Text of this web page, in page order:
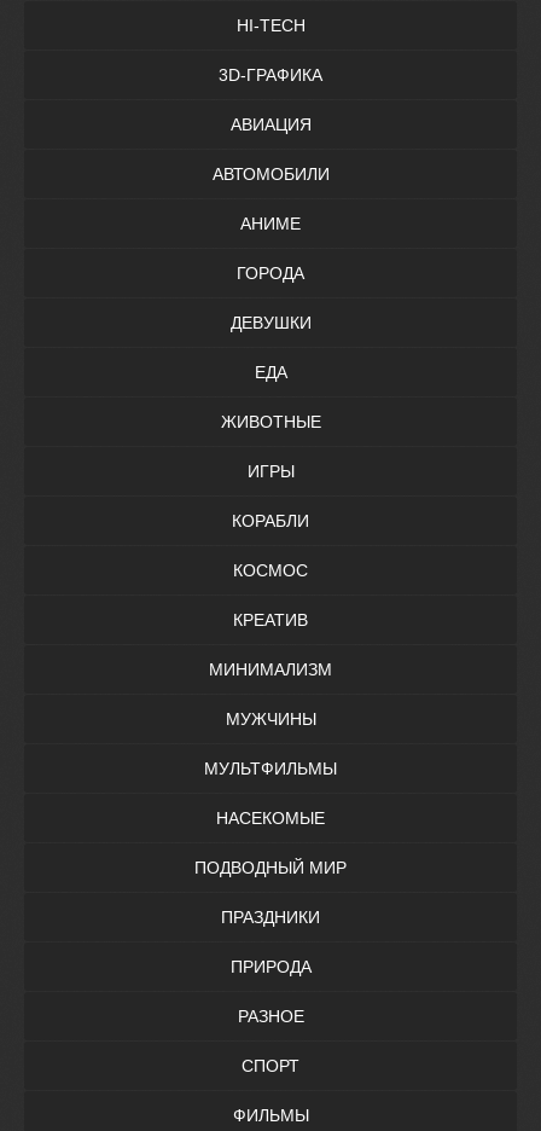
HI-TECH
3D-ГРАФИКА
АВИАЦИЯ
АВТОМОБИЛИ
АНИМЕ
ГОРОДА
ДЕВУШКИ
ЕДА
ЖИВОТНЫЕ
ИГРЫ
КОРАБЛИ
КОСМОС
КРЕАТИВ
МИНИМАЛИЗМ
МУЖЧИНЫ
МУЛЬТФИЛЬМЫ
НАСЕКОМЫЕ
ПОДВОДНЫЙ МИР
ПРАЗДНИКИ
ПРИРОДА
РАЗНОЕ
СПОРТ
ФИЛЬМЫ